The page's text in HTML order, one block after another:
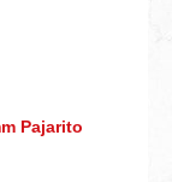
Pajarito